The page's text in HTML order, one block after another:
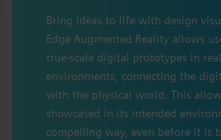
Bring ideas to life with design
Edge Augmented Reality allows
true-scale digital prototypes in
environments, connecting the
with the physical world. This
showcased in its intended
compelling way, even before it is